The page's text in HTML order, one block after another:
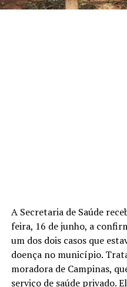
A Secretaria de Saúde
feira, 16 de junho, a
um dos dois casos que
doença no município.
moradora de Campinas,
serviço de saúde privado.